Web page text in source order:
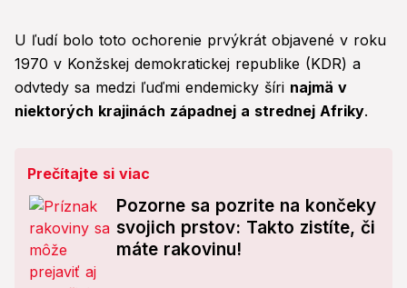
U ľudí bolo toto ochorenie prvýkrát objavené v roku
1970 v Konžskej demokratickej republike (KDR) a
odvtedy sa medzi ľuďmi endemicky šíri najmä v
niektorých krajinách západnej a strednej Afriky.
Prečítajte si viac
Pozorne sa pozrite na končeky
svojich prstov: Takto zistíte, či
máte rakovinu!